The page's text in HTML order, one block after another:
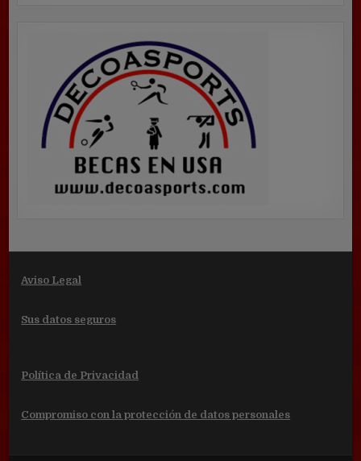
Aviso Legal
Sus datos seguros
Política de Privacidad
Compromiso con la protección de datos personales